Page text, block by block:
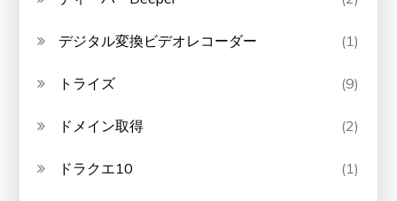
デジタル変換ビデオレコーダー (1)
トライズ (9)
ドメイン取得 (2)
ドラクエ10 (1)